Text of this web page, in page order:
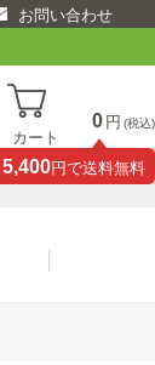
お問い合わせ
カート
0 円 (税込)
5,400円で送料無料